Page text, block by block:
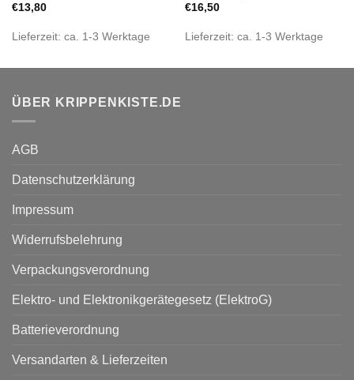
€13,80
Lieferzeit: ca. 1-3 Werktage
€16,50
Lieferzeit: ca. 1-3 Werktage
ÜBER KRIPPENKISTE.DE
AGB
Datenschutzerklärung
Impressum
Widerrufsbelehrung
Verpackungsverordnung
Elektro- und Elektronikgerätegesetz (ElektroG)
Batterieverordnung
Versandarten & Lieferzeiten